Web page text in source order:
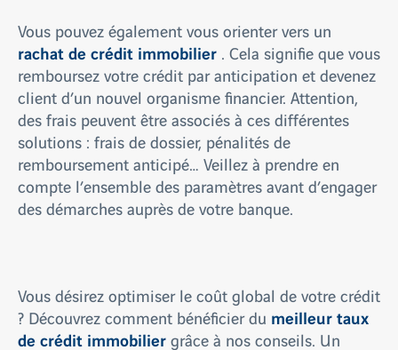
Vous pouvez également vous orienter vers un
rachat de crédit immobilier . Cela signifie que vous
remboursez votre crédit par anticipation et devenez
client d’un nouvel organisme financier. Attention,
des frais peuvent être associés à ces différentes
solutions : frais de dossier, pénalités de
remboursement anticipé… Veillez à prendre en
compte l’ensemble des paramètres avant d’engager
des démarches auprès de votre banque.
Vous désirez optimiser le coût global de votre crédit
? Découvrez comment bénéficier du meilleur taux
de crédit immobiliergrâce à nos conseils. Un